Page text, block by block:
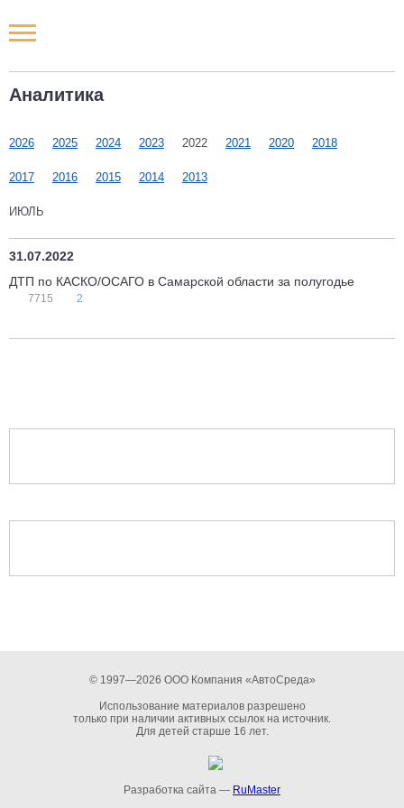
Аналитика
2026 2025 2024 2023 2022 2021 2020 2018
2017 2016 2015 2014 2013
ИЮЛЬ
31.07.2022
ДТП по КАСКО/ОСАГО в Самарской области за полугодье
7715 2
© 1997—2026 ООО Компания «АвтоСреда»
Использование материалов разрешено
только при наличии активных ссылок на источник.
Для детей старше 16 лет.
Разработка сайта — RuMaster
Новости РФ
Наши мероприятия
Статьи